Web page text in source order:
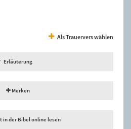
Als Trauervers wählen
Erläuterung
Merken
in der Bibel online lesen